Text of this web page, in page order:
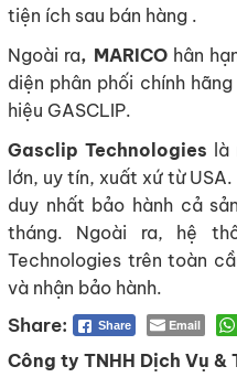
tiện ích sau bán hàng .
Ngoài ra, MARICO hân
diện phân phối chính
hiệu GASCLIP.
Gasclip Technologies là
lớn, uy tín, xuất xứ từ
duy nhất bảo hành cả
tháng. Ngoài ra, hệ
Technologies trên toàn
và nhận bảo hành.
Share Email
Công ty TNHH Dịch Vụ &